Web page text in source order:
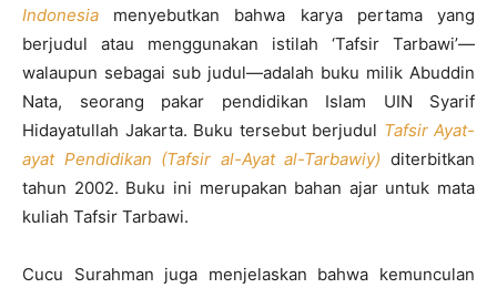
Indonesia menyebutkan bahwa karya pertama yang
berjudul atau menggunakan istilah ‘Tafsir Tarbawi’—
walaupun sebagai sub judul—adalah buku milik Abuddin
Nata, seorang pakar pendidikan Islam UIN Syarif
Hidayatullah Jakarta. Buku tersebut berjudul Tafsir Ayat-
ayat Pendidikan (Tafsir al-Ayat al-Tarbawiy) diterbitkan
tahun 2002. Buku ini merupakan bahan ajar untuk mata
kuliah Tafsir Tarbawi.
Cucu Surahman juga menjelaskan bahwa kemunculan